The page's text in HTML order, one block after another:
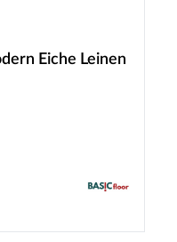
Eiche Leinen